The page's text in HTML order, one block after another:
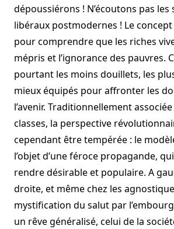
dépoussiérons ! N’écoutons pas les
libéraux postmodernes ! Le
pour comprendre que les riches
mépris et l’ignorance des pauvres.
pourtant les moins douillets, les
mieux équipés pour affronter les
l’avenir. Traditionnellement
classes, la perspective
cependant être tempérée : le
l’objet d’une féroce propagande,
rendre désirable et populaire. A
droite, et même chez les
mystification du salut par
un rêve généralisé, celui de la